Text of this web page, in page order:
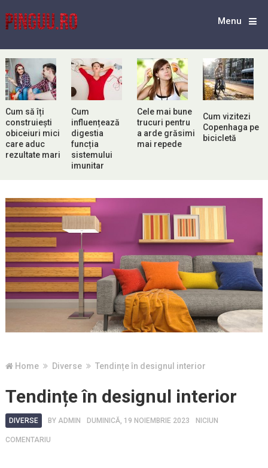
Menu
Cum să îți
construiești
obiceiuri mici
care aduc
rezultate mari
Cum
influențează
digestia
funcția
sistemului
imunitar
Cele mai bune
trucuri pentru
a arde grăsimi
mai repede
Cum vizitezi
Copenhaga pe
bicicletă
Home Diverse Tendințe în designul interior
Tendințe în designul interior
DIVERSE BY ADMIN DUMINICĂ, 19 NOIEMBRIE 2023 NICIUN
COMENTARIU